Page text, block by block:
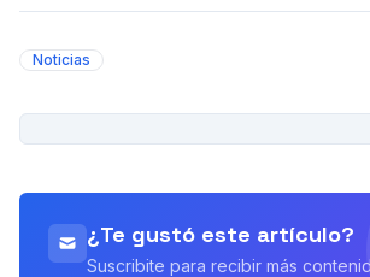
Noticias
¿Te gustó este artículo?
Suscribite para recibir más